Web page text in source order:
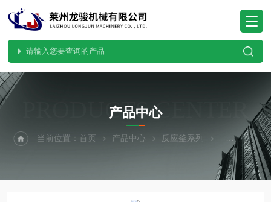
PRODUCTS CENTER
产品中心
当前位置：首页 产品中心 反应釜系列 液体搅拌罐